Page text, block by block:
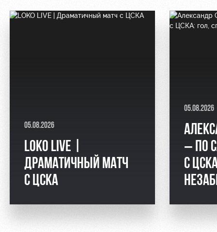
05.08.2026
LOKO LIVE |
ДРАМАТИЧНЫЙ МАТЧ
С ЦСКА
05.08.2026
– ПО
С